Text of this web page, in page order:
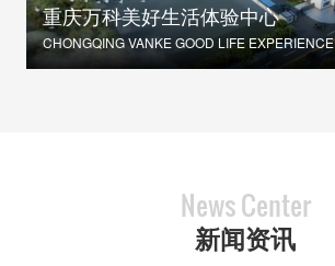
重庆万科美好生活体验中心
CHONGQING VANKE GOOD LIFE
News Center
新闻资讯